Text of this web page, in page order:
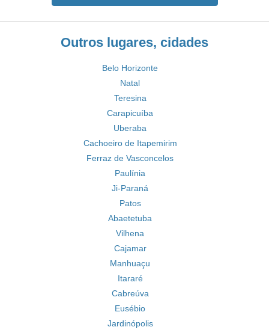
Outros lugares, cidades
Belo Horizonte
Natal
Teresina
Carapicuíba
Uberaba
Cachoeiro de Itapemirim
Ferraz de Vasconcelos
Paulínia
Ji-Paraná
Patos
Abaetetuba
Vilhena
Cajamar
Manhuaçu
Itararé
Cabreúva
Eusébio
Jardinópolis